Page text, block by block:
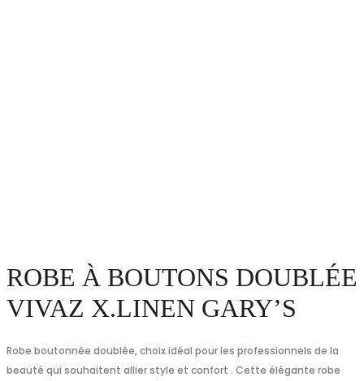
ROBE À BOUTONS DOUBLÉE
VIVAZ X.LINEN GARY’S
Robe boutonnée doublée, choix idéal pour les professionnels de la
beauté qui souhaitent allier style et confort . Cette élégante robe